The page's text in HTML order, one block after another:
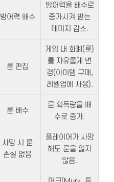
방어력 배수
방어력을 배수로
증가시켜 받는
데미지 감소.
룬 편집
게임 내 화폐(룬)
를 자유롭게 변
경(아이템 구매,
레벨업에 사용).
룬 배수
룬 획득량을 배
수로 증가.
사망 시 룬
손실 없음
플레이어가 사망
해도 룬을 잃지
않음.